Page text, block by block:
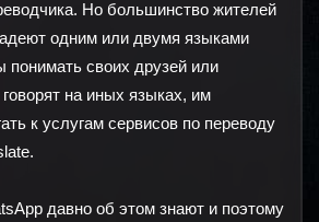
Но большинство жителей
одним или двумя языками
своих друзей или
на иных языках, им
к услугам сервисов по переводу
давно об этом знают и поэтому